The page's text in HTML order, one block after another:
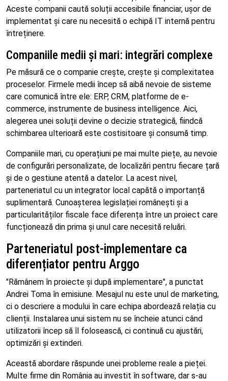
Aceste companii caută soluții accesibile financiar, ușor de
implementat și care nu necesită o echipă IT internă pentru
întreținere.
Companiile medii și mari: integrări complexe
Pe măsură ce o companie crește, crește și complexitatea
proceselor. Firmele medii încep să aibă nevoie de sisteme
care comunică între ele: ERP, CRM, platforme de e-
commerce, instrumente de business intelligence. Aici,
alegerea unei soluții devine o decizie strategică, fiindcă
schimbarea ulterioară este costisitoare și consumă timp.
Companiile mari, cu operațiuni pe mai multe piețe, au nevoie
de configurări personalizate, de localizări pentru fiecare țară
și de o gestiune atentă a datelor. La acest nivel,
parteneriatul cu un integrator local capătă o importanță
suplimentară. Cunoașterea legislației românești și a
particularităților fiscale face diferența între un proiect care
funcționează din prima și unul care necesită reluări.
Parteneriatul post-implementare ca
diferențiator pentru Arggo
"Rămânem în proiecte și după implementare", a punctat
Andrei Toma în emisiune. Mesajul nu este unul de marketing,
ci o descriere a modului în care echipa abordează relația cu
clienții. Instalarea unui sistem nu se încheie atunci când
utilizatorii încep să îl folosească, ci continuă cu ajustări,
optimizări și extinderi.
Această abordare răspunde unei probleme reale a pieței.
Multe firme din România au investit în software, dar s-au